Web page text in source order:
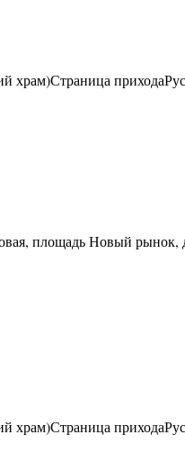
храм)Страница прихода
площадь Новый рынок,
храм)Страница прихода